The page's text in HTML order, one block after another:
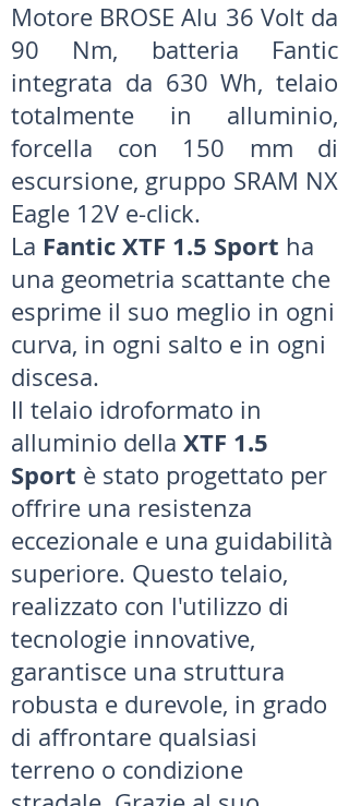
Motore BROSE Alu 36 Volt da
90 Nm, batteria Fantic
integrata da 630 Wh, telaio
totalmente in alluminio,
forcella con 150 mm di
escursione, gruppo SRAM NX
Eagle 12V e-click.
La Fantic XTF 1.5 Sport ha
una geometria scattante che
esprime il suo meglio in ogni
curva, in ogni salto e in ogni
discesa.
Il telaio idroformato in
alluminio della XTF 1.5
Sport è stato progettato per
offrire una resistenza
eccezionale e una guidabilità
superiore. Questo telaio,
realizzato con l'utilizzo di
tecnologie innovative,
garantisce una struttura
robusta e durevole, in grado
di affrontare qualsiasi
terreno o condizione